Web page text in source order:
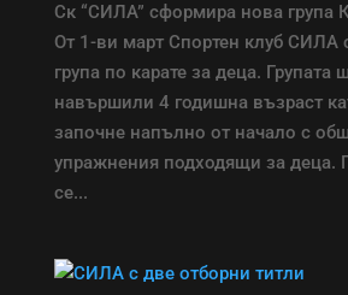
Ск “СИЛА” сформира нова
От 1-ви март Спортен клуб СИЛА
група по карате за деца. Групата
навършили 4 годишна възраст
започне напълно от начало с
упражнения подходящи за
се...